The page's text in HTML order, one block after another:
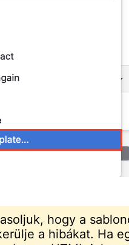
hogy a
a hibákat. Ha